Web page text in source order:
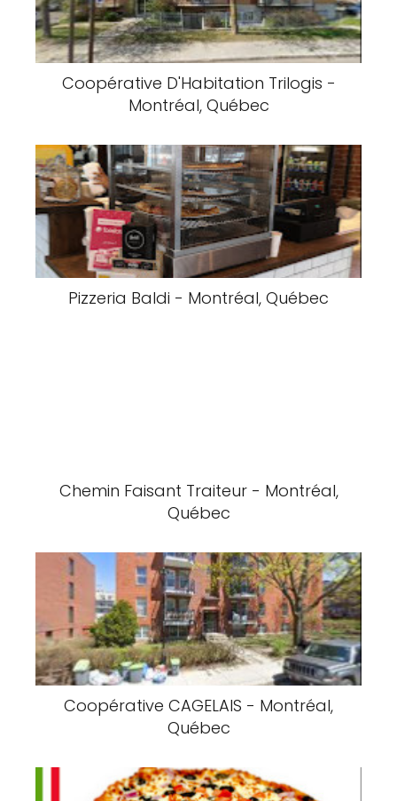
Coopérative D'Habitation Trilogis -
Montréal, Québec
Pizzeria Baldi - Montréal, Québec
Chemin Faisant Traiteur - Montréal,
Québec
Coopérative CAGELAIS - Montréal,
Québec